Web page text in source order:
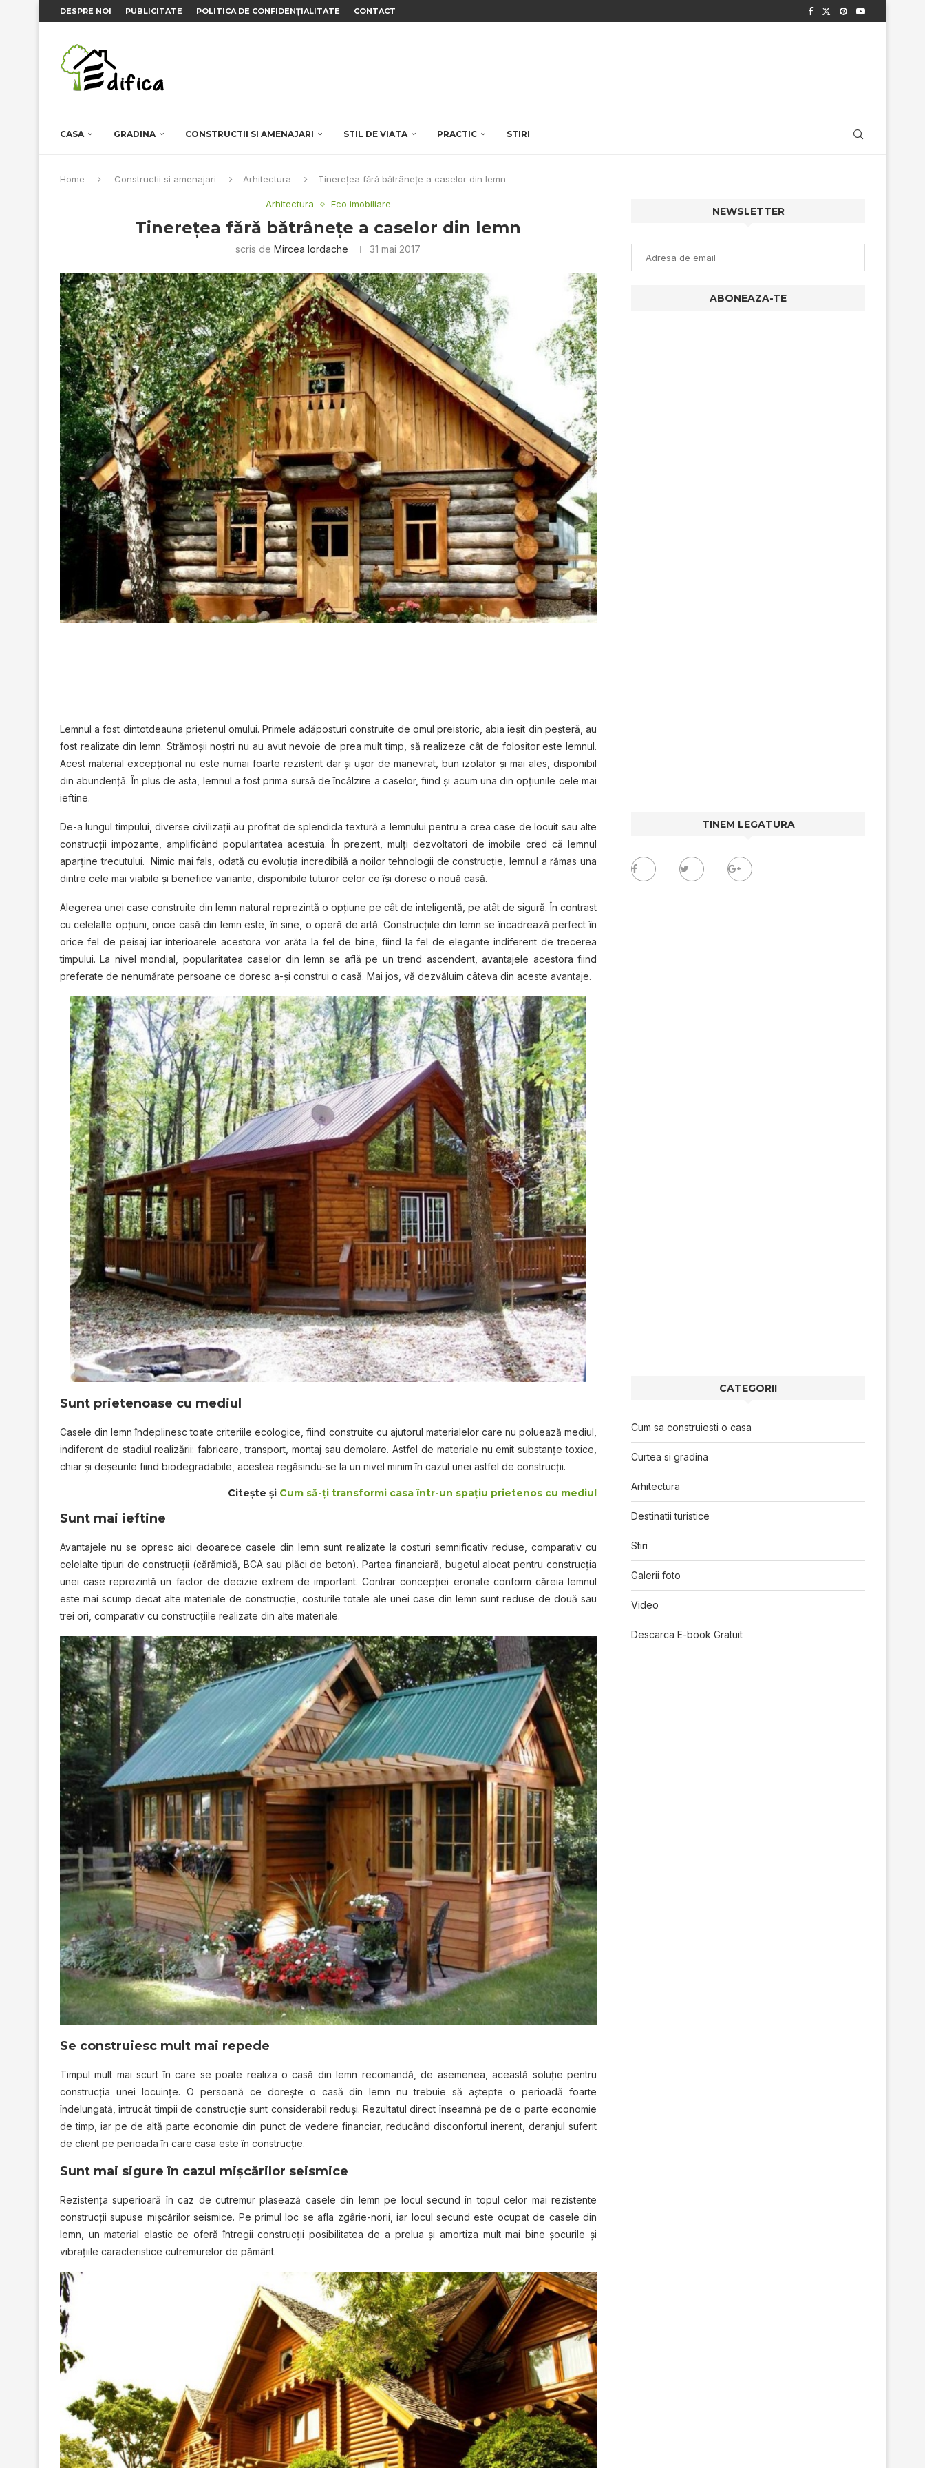
DESPRE NOI PUBLICITATE POLITICA DE CONFIDENȚIALITATE CONTACT
CASA GRADINA CONSTRUCTII SI AMENAJARI STIL DE VIATA PRACTIC STIRI
Home Constructii si amenajari Arhitectura Tinereţea fără bătrâneţe a caselor din lemn
Arhitectura Eco imobiliare
Tinereţea fără bătrâneţe a caselor din lemn
scris deMircea Iordache 31 mai 2017
Lemnul a fost dintotdeauna prietenul omului. Primele adăposturi construite de omul preistoric, abia ieşit din peşteră, au
fost realizate din lemn. Strămoşii noştri nu au avut nevoie de prea mult timp, să realizeze cât de folositor este lemnul.
Acest material excepţional nu este numai foarte rezistent dar şi uşor de manevrat, bun izolator şi mai ales, disponibil
din abundenţă. În plus de asta, lemnul a fost prima sursă de încălzire a caselor, fiind şi acum una din opţiunile cele mai
ieftine.
De-a lungul timpului, diverse civilizaţii au profitat de splendida textură a lemnului pentru a crea case de locuit sau alte
construcţii impozante, amplificând popularitatea acestuia. În prezent, mulţi dezvoltatori de imobile cred că lemnul
aparţine trecutului. Nimic mai fals, odată cu evoluţia incredibilă a noilor tehnologii de construcţie, lemnul a rămas una
dintre cele mai viabile şi benefice variante, disponibile tuturor celor ce îşi doresc o nouă casă.
Alegerea unei case construite din lemn natural reprezintă o opţiune pe cât de inteligentă, pe atât de sigură. În contrast
cu celelalte opţiuni, orice casă din lemn este, în sine, o operă de artă. Construcţiile din lemn se încadrează perfect în
orice fel de peisaj iar interioarele acestora vor arăta la fel de bine, fiind la fel de elegante indiferent de trecerea
timpului. La nivel mondial, popularitatea caselor din lemn se află pe un trend ascendent, avantajele acestora fiind
preferate de nenumărate persoane ce doresc a-şi construi o casă. Mai jos, vă dezvăluim câteva din aceste avantaje.
Sunt prietenoase cu mediul
Casele din lemn îndeplinesc toate criteriile ecologice, fiind construite cu ajutorul materialelor care nu poluează mediul,
indiferent de stadiul realizării: fabricare, transport, montaj sau demolare. Astfel de materiale nu emit substanţe toxice,
chiar şi deşeurile fiind biodegradabile, acestea regăsindu-se la un nivel minim în cazul unei astfel de construcţii.
Citește și Cum să-ţi transformi casa într-un spaţiu prietenos cu mediul
Sunt mai ieftine
Avantajele nu se opresc aici deoarece casele din lemn sunt realizate la costuri semnificativ reduse, comparativ cu
celelalte tipuri de construcţii (cărămidă, BCA sau plăci de beton). Partea financiară, bugetul alocat pentru construcţia
unei case reprezintă un factor de decizie extrem de important. Contrar concepţiei eronate conform căreia lemnul
este mai scump decat alte materiale de construcţie, costurile totale ale unei case din lemn sunt reduse de două sau
trei ori, comparativ cu construcţiile realizate din alte materiale.
Se construiesc mult mai repede
Timpul mult mai scurt în care se poate realiza o casă din lemn recomandă, de asemenea, această soluţie pentru
construcţia unei locuinţe. O persoană ce doreşte o casă din lemn nu trebuie să aştepte o perioadă foarte
îndelungată, întrucât timpii de construcţie sunt considerabil reduşi. Rezultatul direct înseamnă pe de o parte economie
de timp, iar pe de altă parte economie din punct de vedere financiar, reducând disconfortul inerent, deranjul suferit
de client pe perioada în care casa este în construcţie.
Sunt mai sigure în cazul mişcărilor seismice
Rezistenţa superioară în caz de cutremur plasează casele din lemn pe locul secund în topul celor mai rezistente
construcţii supuse mişcărilor seismice. Pe primul loc se afla zgârie-norii, iar locul secund este ocupat de casele din
lemn, un material elastic ce oferă întregii construcţii posibilitatea de a prelua şi amortiza mult mai bine şocurile şi
vibraţiile caracteristice cutremurelor de pământ.
NEWSLETTER
TINEM LEGATURA
CATEGORII
Cum sa construiesti o casa
Curtea si gradina
Arhitectura
Destinatii turistice
Stiri
Galerii foto
Video
Descarca E-book Gratuit